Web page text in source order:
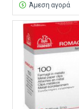
Άμεση αγορά